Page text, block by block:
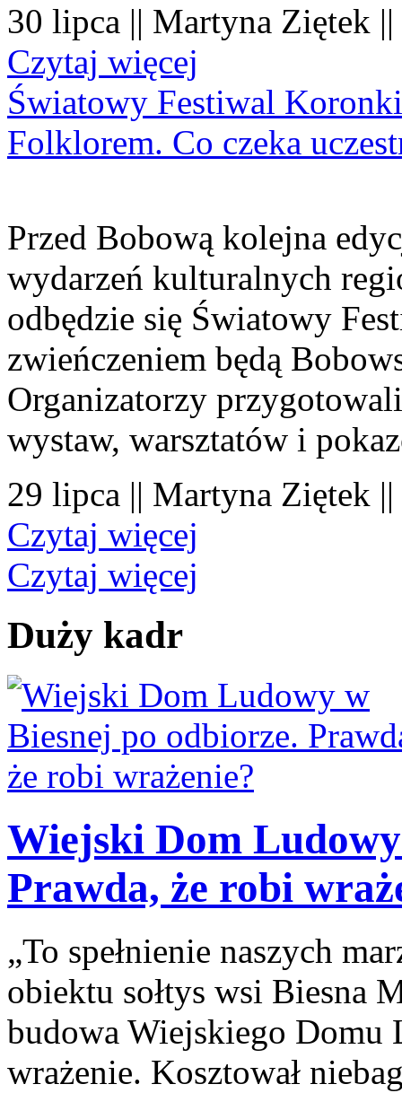
30 lipca || Martyna Ziętek
Czytaj więcej
Światowy Festiwal
Folklorem. Co czeka
Przed Bobową kolejna
wydarzeń kulturalnych
odbędzie się Światowy
zwieńczeniem będą
Organizatorzy
wystaw, warsztatów i
29 lipca || Martyna Ziętek
Czytaj więcej
Czytaj więcej
Duży kadr
Wiejski Dom
Prawda, że robi
„To spełnienie naszych
obiektu sołtys wsi Biesna
budowa Wiejskiego Domu
wrażenie. Kosztował